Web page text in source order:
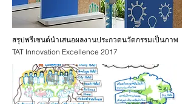
สรุปพรีเซนต์นำเสนอผลงานประกวดนวัตกรรมเป็นภาพ
TAT Innovation Excellence 2017